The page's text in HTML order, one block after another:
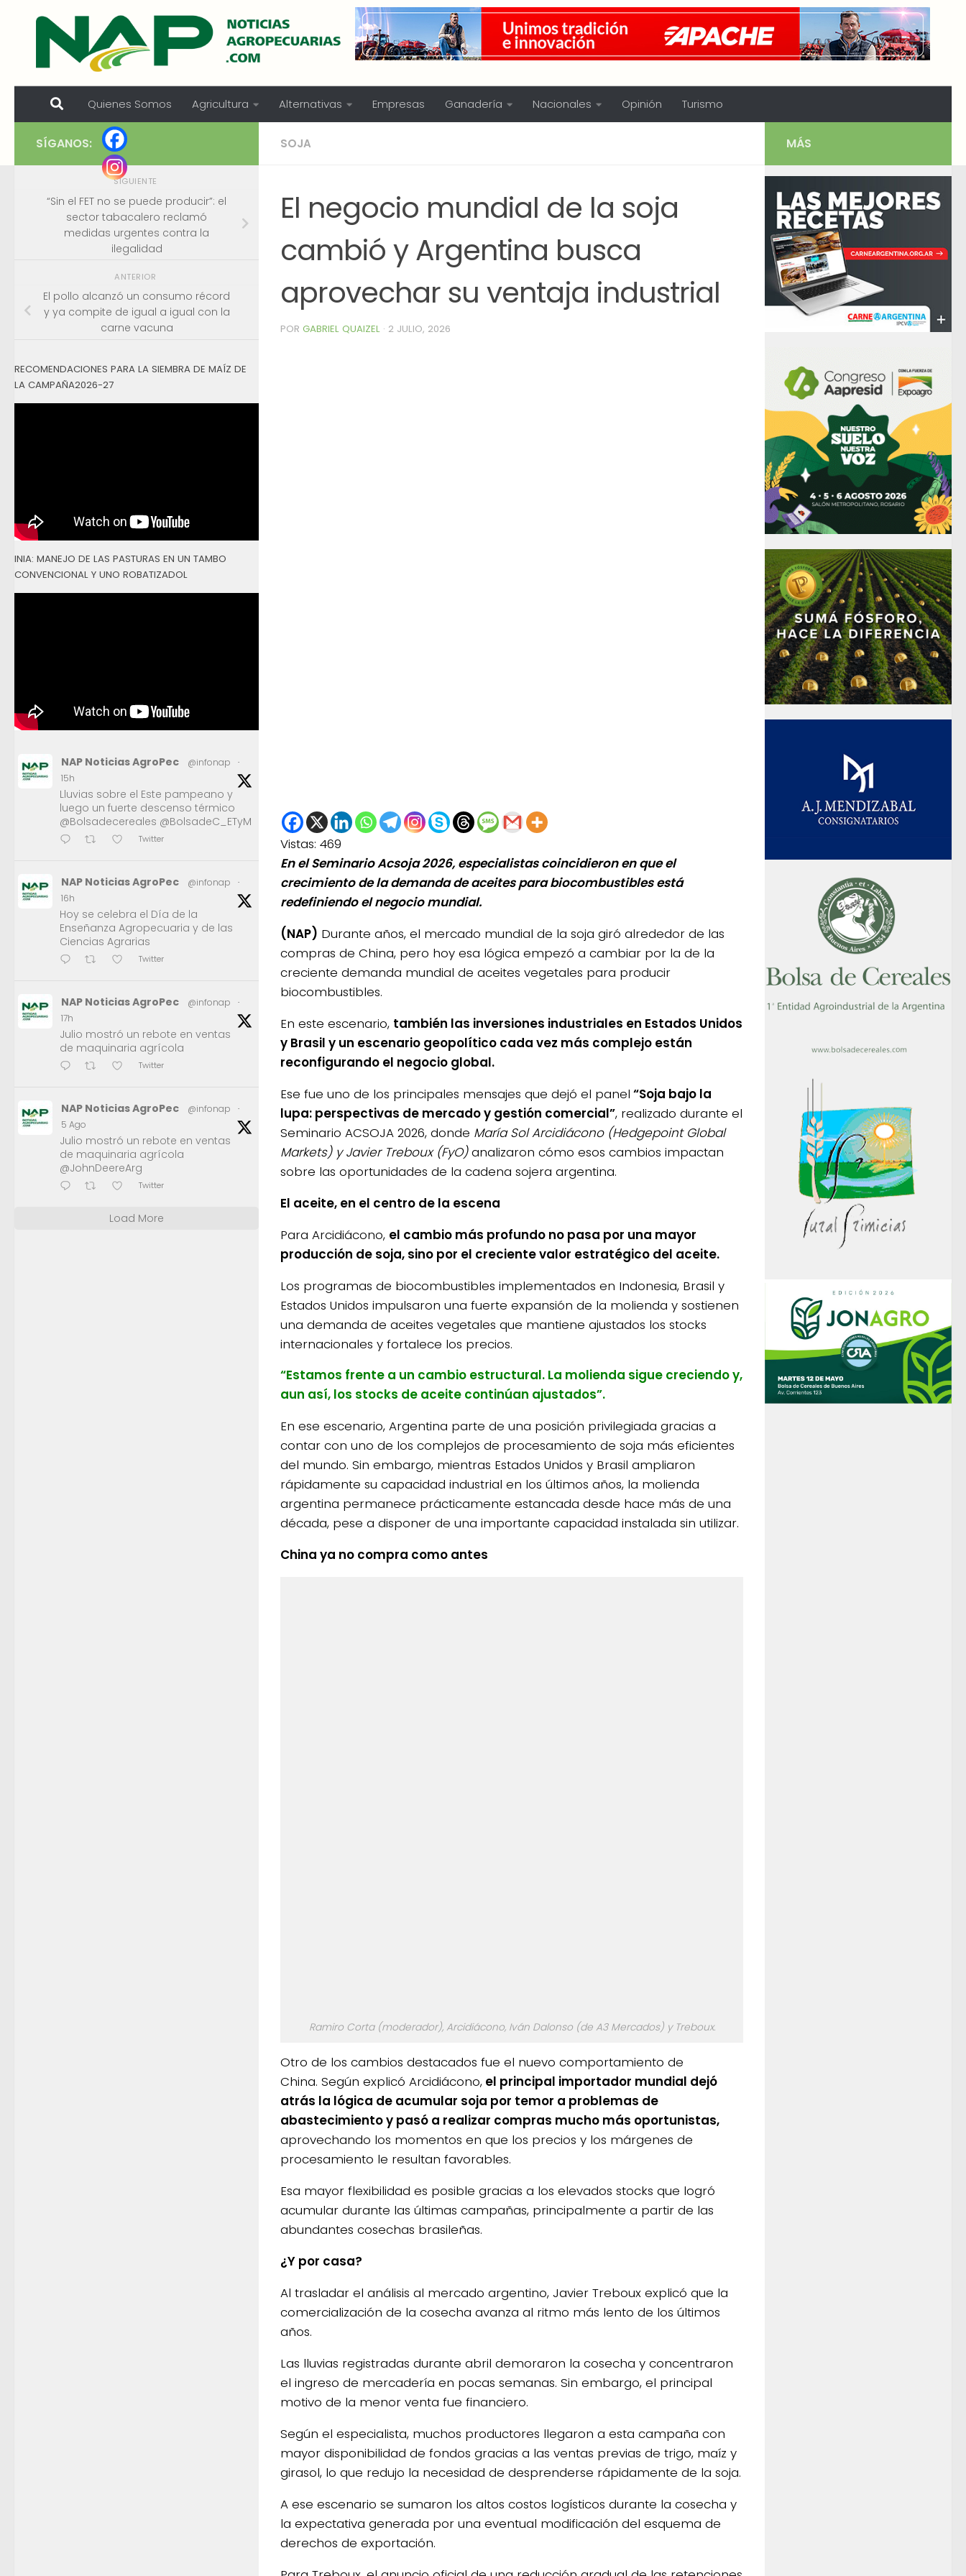
Skip to content
Quienes Somos Agricultura Alternativas Empresas Ganadería Nacionales Opinión Turismo
SOJA
El negocio mundial de la soja
cambió y Argentina busca
aprovechar su ventaja industrial
POR GABRIEL QUAIZEL · 2 JULIO, 2026
Vistas: 469
En el Seminario Acsoja 2026, especialistas coincidieron en que el
crecimiento de la demanda de aceites para biocombustibles está
redefiniendo el negocio mundial.
(NAP) Durante años, el mercado mundial de la soja giró alrededor de las
compras de China, pero hoy esa lógica empezó a cambiar por la de la
creciente demanda mundial de aceites vegetales para producir
biocombustibles.
En este escenario, también las inversiones industriales en Estados Unidos
y Brasil y un escenario geopolítico cada vez más complejo están
reconfigurando el negocio global.
Ese fue uno de los principales mensajes que dejó el panel “Soja bajo la
lupa: perspectivas de mercado y gestión comercial”, realizado durante el
Seminario ACSOJA 2026, donde María Sol Arcidiácono (Hedgepoint Global
Markets) y Javier Treboux (FyO)analizaron cómo esos cambios impactan
sobre las oportunidades de la cadena sojera argentina.
El aceite, en el centro de la escena
Para Arcidiácono, el cambio más profundo no pasa por una mayor
producción de soja, sino por el creciente valor estratégico del aceite.
Los programas de biocombustibles implementados en Indonesia, Brasil y
Estados Unidos impulsaron una fuerte expansión de la molienda y sostienen
una demanda de aceites vegetales que mantiene ajustados los stocks
internacionales y fortalece los precios.
“Estamos frente a un cambio estructural. La molienda sigue creciendo y,
aun así, los stocks de aceite continúan ajustados”.
En ese escenario, Argentina parte de una posición privilegiada gracias a
contar con uno de los complejos de procesamiento de soja más eficientes
del mundo. Sin embargo, mientras Estados Unidos y Brasil ampliaron
rápidamente su capacidad industrial en los últimos años, la molienda
argentina permanece prácticamente estancada desde hace más de una
década, pese a disponer de una importante capacidad instalada sin utilizar.
China ya no compra como antes
Ramiro Corta (moderador), Arcidiácono, Iván Dalonso (de A3 Mercados) y Treboux.
Otro de los cambios destacados fue el nuevo comportamiento de
China. Según explicó Arcidiácono, el principal importador mundial dejó
atrás la lógica de acumular soja por temor a problemas de
abastecimiento y pasó a realizar compras mucho más oportunistas,
aprovechando los momentos en que los precios y los márgenes de
procesamiento le resultan favorables.
Esa mayor flexibilidad es posible gracias a los elevados stocks que logró
acumular durante las últimas campañas, principalmente a partir de las
abundantes cosechas brasileñas.
¿Y por casa?
Al trasladar el análisis al mercado argentino, Javier Treboux explicó que la
comercialización de la cosecha avanza al ritmo más lento de los últimos
años.
Las lluvias registradas durante abril demoraron la cosecha y concentraron
el ingreso de mercadería en pocas semanas. Sin embargo, el principal
motivo de la menor venta fue financiero.
Según el especialista, muchos productores llegaron a esta campaña con
mayor disponibilidad de fondos gracias a las ventas previas de trigo, maíz y
girasol, lo que redujo la necesidad de desprenderse rápidamente de la soja.
A ese escenario se sumaron los altos costos logísticos durante la cosecha y
la expectativa generada por una eventual modificación del esquema de
derechos de exportación.
SÍGANOS:
SIGUIENTE
“Sin el FET no se puede producir”: el
sector tabacalero reclamó
medidas urgentes contra la
ilegalidad
ANTERIOR
El pollo alcanzó un consumo récord
y ya compite de igual a igual con la
carne vacuna
RECOMENDACIONES PARA LA SIEMBRA DE MAÍZ DE
LA CAMPAÑA2026-27
INIA: MANEJO DE LAS PASTURAS EN UN TAMBO
CONVENCIONAL Y UNO ROBATIZADOL
NAP Noticias AgroPec @infonap
·
15h
Lluvias sobre el Este pampeano y
luego un fuerte descenso térmico
@Bolsadecereales @BolsadeC_ETyM
Twitter
NAP Noticias AgroPec @infonap
·
16h
Hoy se celebra el Día de la
Enseñanza Agropecuaria y de las
Ciencias Agrarias
Twitter
NAP Noticias AgroPec @infonap
·
17h
Julio mostró un rebote en ventas
de maquinaria agrícola
Twitter
NAP Noticias AgroPec @infonap
·
5 Ago
Julio mostró un rebote en ventas
de maquinaria agrícola
@JohnDeereArg
Twitter
Load More
MÁS